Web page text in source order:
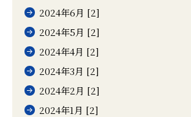
2024年6月 [2]
2024年5月 [2]
2024年4月 [2]
2024年3月 [2]
2024年2月 [2]
2024年1月 [2]